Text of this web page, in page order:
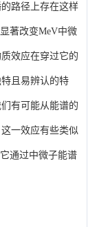
路径上存在这样
著改变MeV中微
效应在穿过它的
且易辨认的特
有可能从能谱的
一效应有些类似
通过中微子能谱